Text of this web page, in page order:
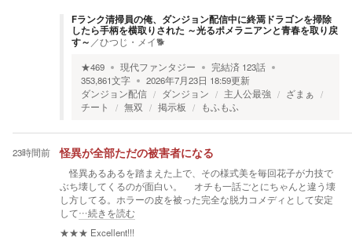
Fランク清掃員の俺、ダンジョン配信中に終焉ドラゴンを掃除
したら手柄を横取りされた ～光るポメラニアンと青春を取り戻
す～ ／ひつじ・メイ🐕️
★469 現代ファンタジー 完結済 123話
353,861文字 2026年7月23日 18:59更新
ダンジョン配信
ダンジョン 主人公最強
ざまぁ
チート
無双 掲示板 もふもふ
23時間前 怪異が全部ただの被害者になる
怪異あるあるを踏まえた上で、その様式美を毎回花子が力技で
ぶち壊してくるのが面白い。 オチも一話ごとにちゃんと違う壊
し方してる。ホラーの皮を被った完全な脱力コメディとして安定
して…続きを読む
★★★ Excellent!!!